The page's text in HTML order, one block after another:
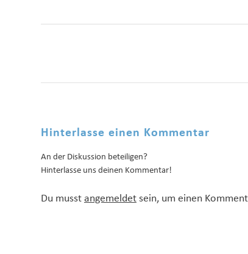
Hinterlasse einen Kommentar
An der Diskussion beteiligen?
Hinterlasse uns deinen Kommentar!
Du musst angemeldet sein, um einen